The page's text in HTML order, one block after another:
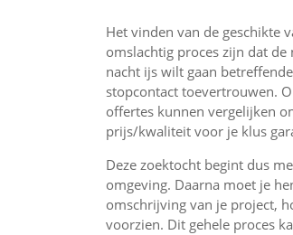
Het vinden van de geschikte
omslachtig proces zijn dat
nacht ijs wilt gaan
stopcontact toevertrouwen.
offertes kunnen vergelijken
prijs/kwaliteit voor je klus
Deze zoektocht begint dus
omgeving. Daarna moet je
omschrijving van je project,
voorzien. Dit gehele proces